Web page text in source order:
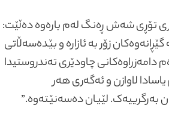
تۆڕی شەش ڕەنگ لەم بارەوە دەڵێت:
زۆر بە ئازارە و بێدەسەڵاتی
دامەزراوەکانی چاودێری تەندروستیدا
لاوازن و ئەگەری هەر
بەرگرییەک. لێیان دەسەنێتەوە.”